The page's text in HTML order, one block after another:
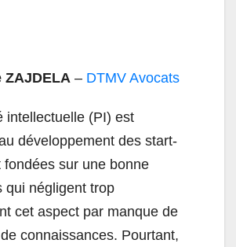
ZAJDELA – DTMV Avocats
intellectuelle (PI) est
développement des start-
fondées sur une bonne
négligent trop
cet aspect par manque de
connaissances. Pourtant,